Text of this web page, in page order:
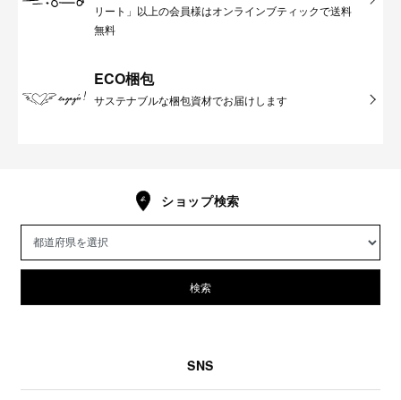
リート」以上の会員様はオンラインブティックで送料
無料
ECO梱包
サステナブルな梱包資材でお届けします
ショップ検索
検索
SNS